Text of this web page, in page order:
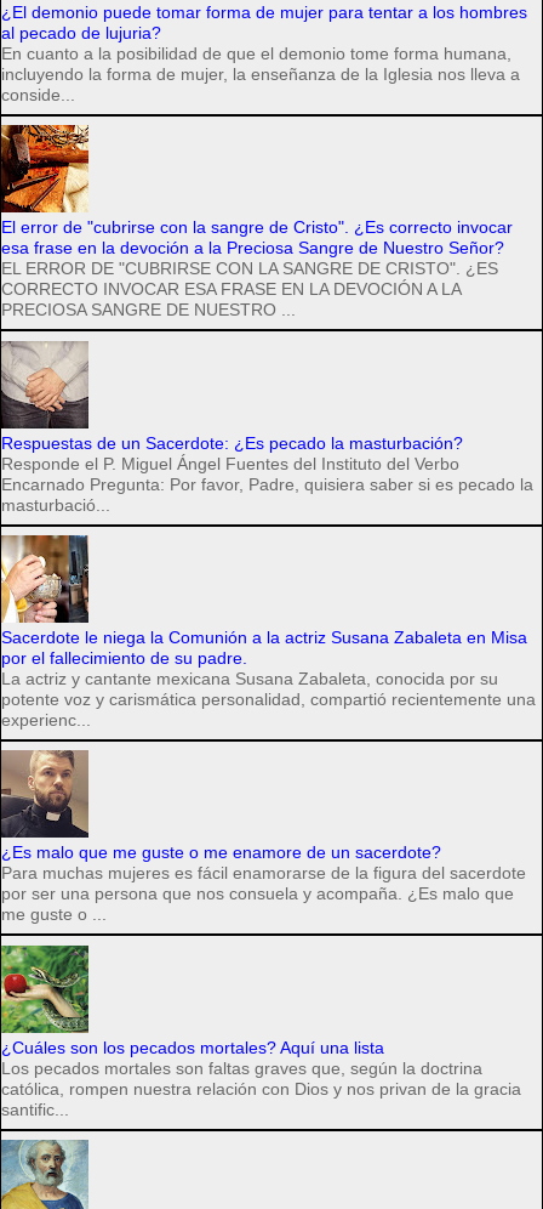
¿El demonio puede tomar forma de mujer para tentar a los hombres
al pecado de lujuria?
En cuanto a la posibilidad de que el demonio tome forma humana,
incluyendo la forma de mujer, la enseñanza de la Iglesia nos lleva a
conside...
El error de "cubrirse con la sangre de Cristo". ¿Es correcto invocar
esa frase en la devoción a la Preciosa Sangre de Nuestro Señor?
EL ERROR DE "CUBRIRSE CON LA SANGRE DE CRISTO". ¿ES
CORRECTO INVOCAR ESA FRASE EN LA DEVOCIÓN A LA
PRECIOSA SANGRE DE NUESTRO ...
Respuestas de un Sacerdote: ¿Es pecado la masturbación?
Responde el P. Miguel Ángel Fuentes del Instituto del Verbo
Encarnado Pregunta: Por favor, Padre, quisiera saber si es pecado la
masturbació...
Sacerdote le niega la Comunión a la actriz Susana Zabaleta en Misa
por el fallecimiento de su padre.
La actriz y cantante mexicana Susana Zabaleta, conocida por su
potente voz y carismática personalidad, compartió recientemente una
experienc...
¿Es malo que me guste o me enamore de un sacerdote?
Para muchas mujeres es fácil enamorarse de la figura del sacerdote
por ser una persona que nos consuela y acompaña. ¿Es malo que
me guste o ...
¿Cuáles son los pecados mortales? Aquí una lista
Los pecados mortales son faltas graves que, según la doctrina
católica, rompen nuestra relación con Dios y nos privan de la gracia
santific...